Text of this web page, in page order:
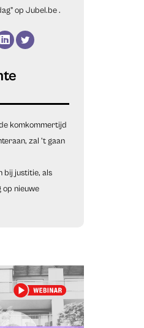
op Jubel.be.
komkommertijd
zal ’t gaan
bij justitie, als
op nieuwe